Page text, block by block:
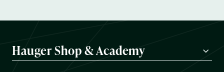
Hauger Shop & Academy